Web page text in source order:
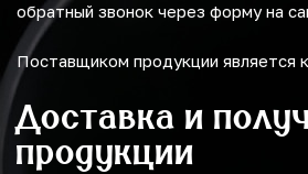
обратный звонок через форму на
Поставщиком продукции является
Доставка и
продукции